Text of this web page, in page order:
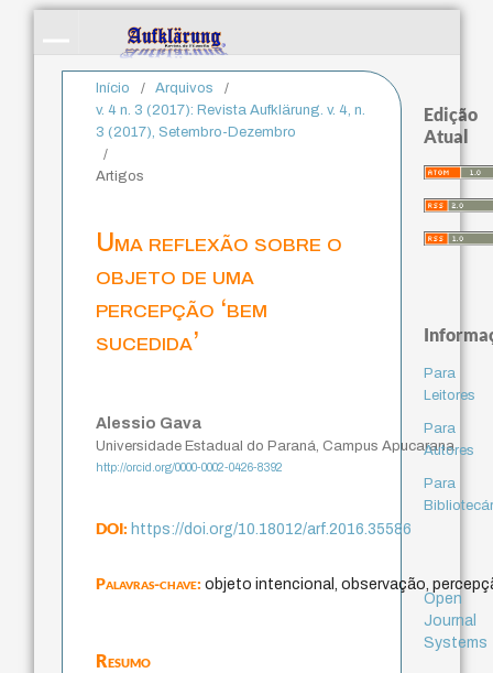
Início / Arquivos
/
v. 4 n. 3 (2017): Revista Aufklärung. v. 4, n.
3 (2017), Setembro-Dezembro
/
Artigos
Uma reflexão sobre o
objeto de uma
percepção ‘bem
sucedida’
Alessio Gava
Universidade Estadual do Paraná, Campus Apucarana
http://orcid.org/0000-0002-0426-8392
DOI:https://doi.org/10.18012/arf.2016.35586
Palavras-chave:objeto intencional, observação,
Resumo
Edição
Atual
Para
Leitores
Para
Autores
Para
Open
Journal
Systems